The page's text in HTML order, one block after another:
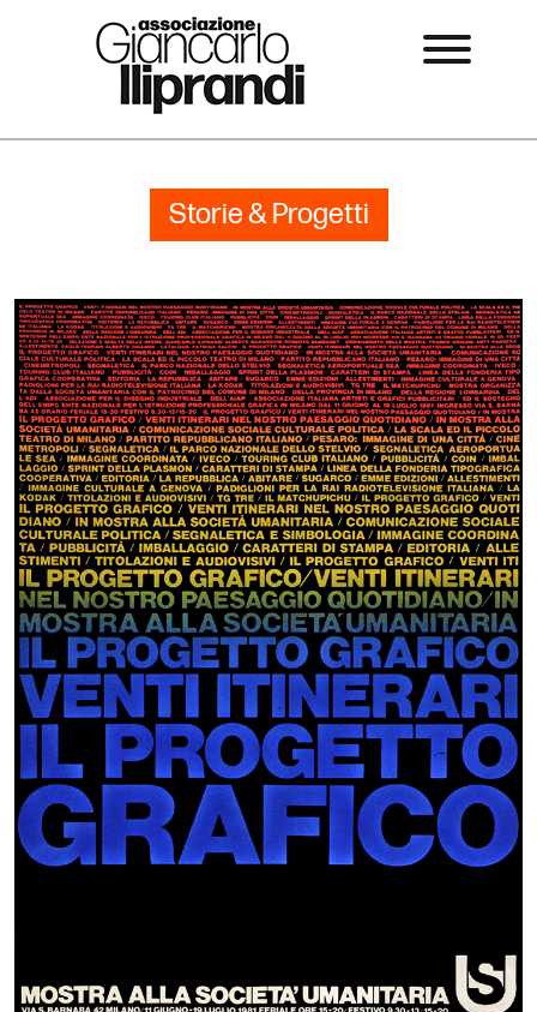
Storie & Progetti